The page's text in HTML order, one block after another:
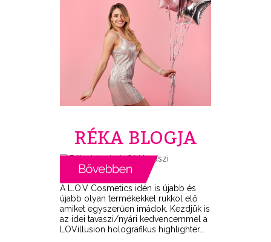
RÉKA BLOGJA
A L.O.V Cosmetics idén is újabb és
újabb olyan termékekkel rukkol elő
amiket egyszerűen imádok. Kezdjük is
az idei tavaszi/nyári kedvencemmel a
LOVillusion holografikus highlighter...